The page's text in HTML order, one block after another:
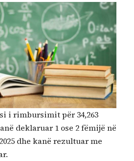
i rimbursimit për 34,263
deklaruar 1 ose 2 fëmijë në
dhe kanë rezultuar me